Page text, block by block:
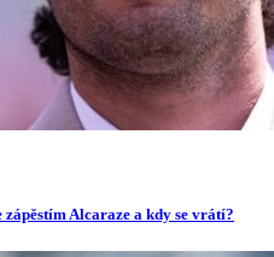
zápěstím Alcaraze a kdy se vrátí?